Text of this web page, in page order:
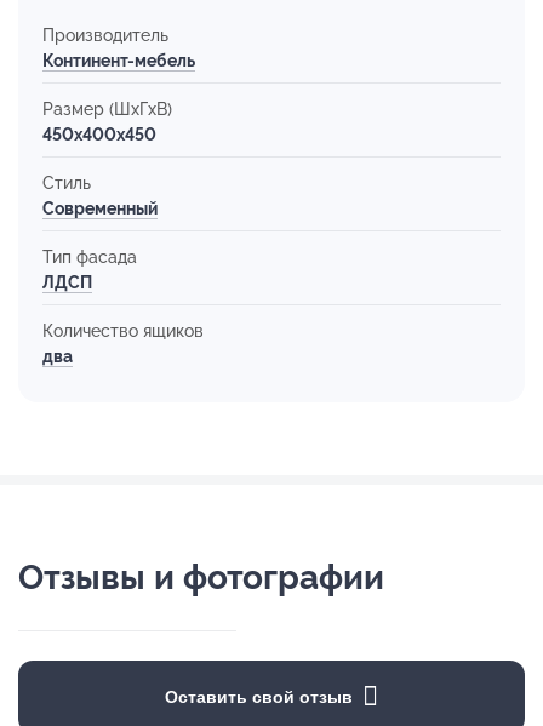
Производитель
Континент-мебель
Размер (ШхГхВ)
450x400x450
Стиль
Современный
Тип фасада
ЛДСП
Количество ящиков
два
Отзывы и фотографии
Оставить свой отзыв